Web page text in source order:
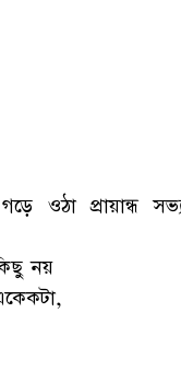
ওঠা প্রায়ান্ধ
নয়